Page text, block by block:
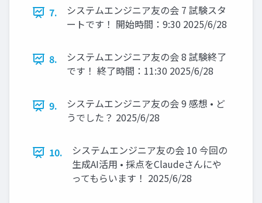
7.
システムエンジニア友の会 7 試験スタ
ートです！ 開始時間：9:30 2025/6/28
8.
システムエンジニア友の会 8 試験終了
です！ 終了時間：11:30 2025/6/28
9.
システムエンジニア友の会 9 感想 • ど
うでした？ 2025/6/28
10.
システムエンジニア友の会 10 今回の
生成AI活用 • 採点をClaudeさんにや
ってもらいます！ 2025/6/28